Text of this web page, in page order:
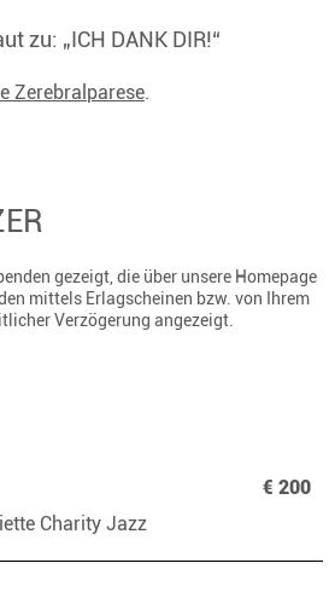
zu: „ICH DANK DIR!“
Zerebralparese.
gezeigt, die über unsere Homepage
mittels Erlagscheinen bzw. von Ihrem
Verzögerung angezeigt.
€ 200
Charity Jazz